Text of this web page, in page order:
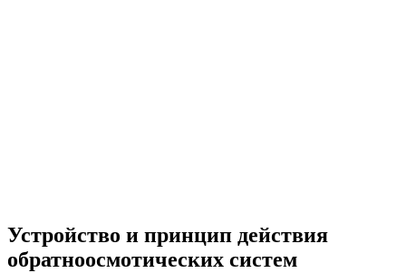
Устройство и принцип действия
обратноосмотических систем